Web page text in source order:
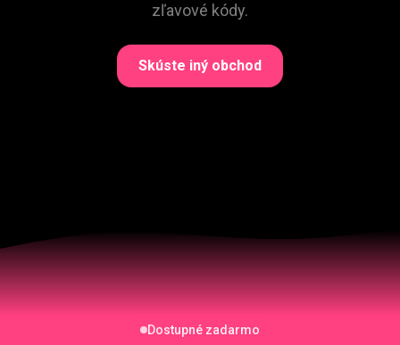
zľavové kódy.
Skúste iný obchod
Dostupné zadarmo